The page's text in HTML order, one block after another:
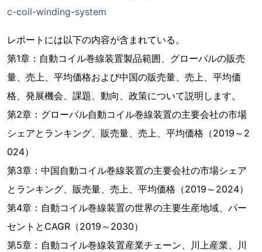
c-coil-winding-system
レポートには以下の内容が含まれている。
第1章：自動コイル巻線装置製品範囲、グローバルの販売
量、売上、平均価格および中国の販売量、売上、平均価
格、発展機会、課題、動向、政策について説明します。
第2章：グローバル自動コイル巻線装置の主要会社の市場
シェアとランキング、販売量、売上、平均価格（2019～2
024）
第3章：中国自動コイル巻線装置の主要会社の市場シェア
とランキング、販売量、売上、平均価格（2019～2024）
第4章：自動コイル巻線装置の世界の主要生産地域、パー
セントとCAGR（2019～2030）
第5章：自動コイル巻線装置産業チェーン、川上産業、川